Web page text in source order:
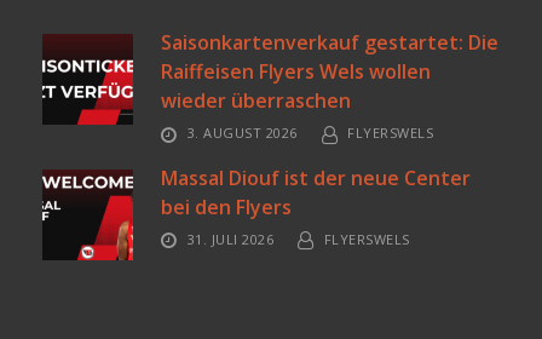
Saisonkartenverkauf gestartet: Die
Raiffeisen Flyers Wels wollen
wieder überraschen
3. AUGUST 2026 FLYERSWELS
Massal Diouf ist der neue Center
bei den Flyers
31. JULI 2026 FLYERSWELS